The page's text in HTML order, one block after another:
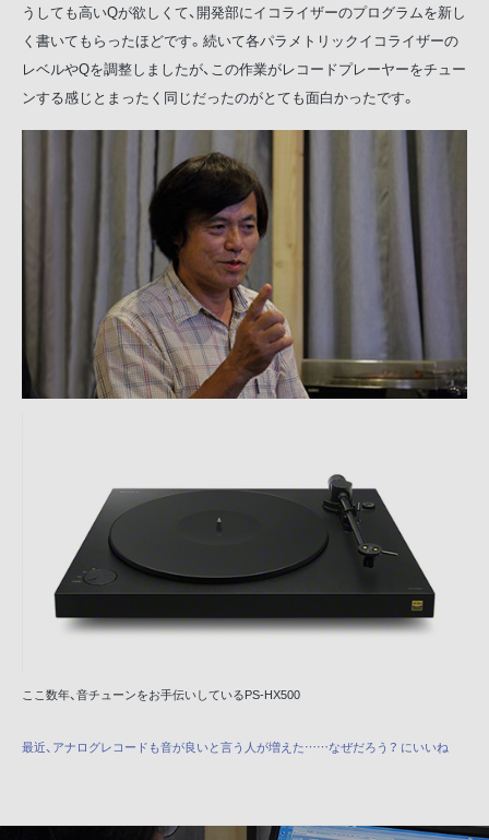
うしても高いQが欲しくて、開発部にイコライザーのプログラムを新し
く書いてもらったほどです。続いて各パラメトリックイコライザーの
レベルやQを調整しましたが、この作業がレコードプレーヤーをチュー
ンする感じとまったく同じだったのがとても面白かったです。
ここ数年、音チューンをお手伝いしているPS-HX500
最近、アナログレコードも音が良いと言う人が増えた……なぜだろう？ にいいね